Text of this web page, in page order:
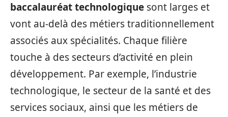
baccalauréat technologique sont larges et
vont au-delà des métiers traditionnellement
associés aux spécialités. Chaque filière
touche à des secteurs d’activité en plein
développement. Par exemple, l’industrie
technologique, le secteur de la santé et des
services sociaux, ainsi que les métiers de